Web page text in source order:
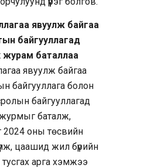
явуулж байгаа
байгууллагад
журам баталлаа
явуулж байгаа
байгууллага болон
байгууллагад
журмыг баталж,
2024 оны төсвийн
цаашид жил бүрийн
арга хэмжээ